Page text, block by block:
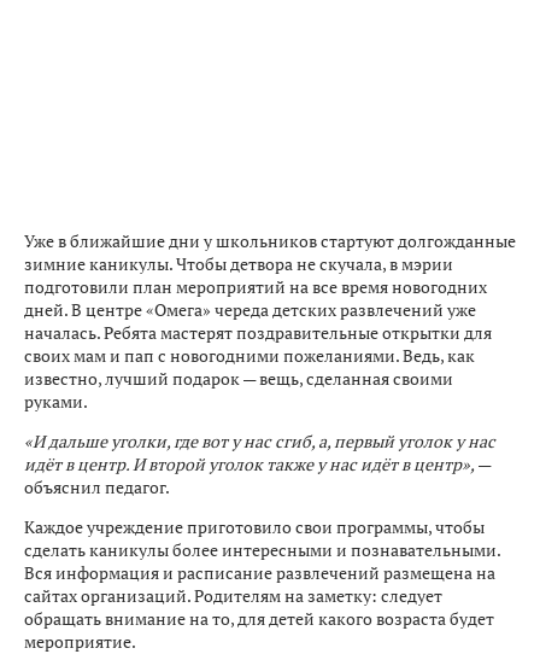
Уже в ближайшие дни у школьников стартуют долгожданные
зимние каникулы. Чтобы детвора не скучала, в мэрии
подготовили план мероприятий на все время новогодних
дней. В центре «Омега» череда детских развлечений уже
началась. Ребята мастерят поздравительные открытки для
своих мам и пап с новогодними пожеланиями. Ведь, как
известно, лучший подарок — вещь, сделанная своими
руками.
«И дальше уголки, где вот у нас сгиб, а, первый уголок у нас
идёт в центр. И второй уголок также у нас идёт в центр», —
объяснил педагог.
Каждое учреждение приготовило свои программы, чтобы
сделать каникулы более интересными и познавательными.
Вся информация и расписание развлечений размещена на
сайтах организаций. Родителям на заметку: следует
обращать внимание на то, для детей какого возраста будет
мероприятие.